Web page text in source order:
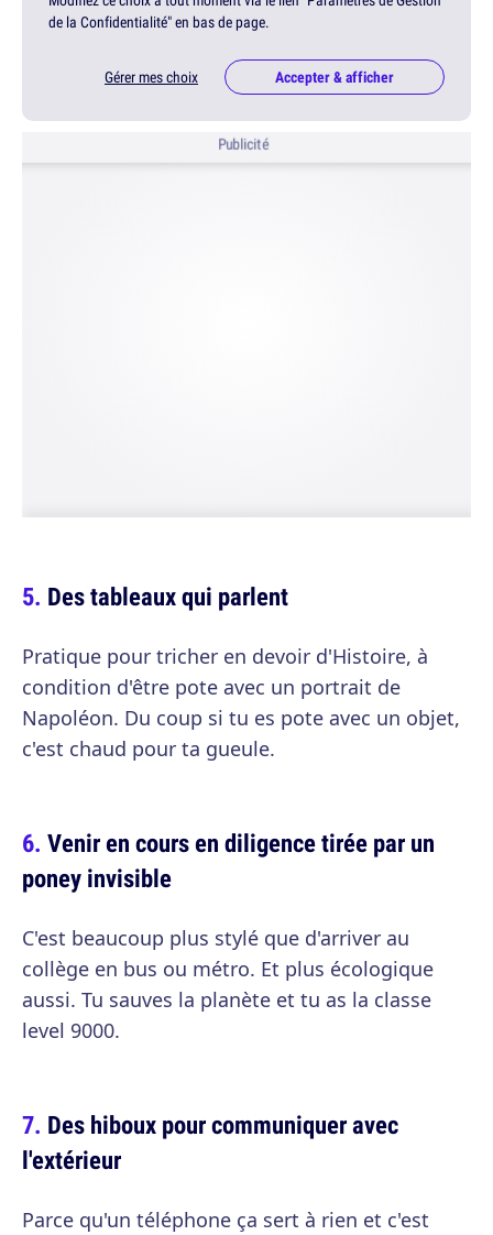
de la Confidentialité" en bas de page.
Gérer mes choix Accepter & afficher
Publicité
Des tableaux qui parlent
Pratique pour tricher en devoir d'Histoire, à
condition d'être pote avec un portrait de
Napoléon. Du coup si tu es pote avec un objet,
c'est chaud pour ta gueule.
Venir en cours en diligence tirée par un
poney invisible
C'est beaucoup plus stylé que d'arriver au
collège en bus ou métro. Et plus écologique
aussi. Tu sauves la planète et tu as la classe
level 9000.
Des hiboux pour communiquer avec
l'extérieur
Parce qu'un téléphone ça sert à rien et c'est